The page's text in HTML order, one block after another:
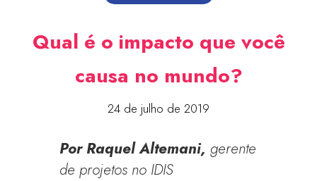
Qual é o impacto que você
causa no mundo?
24 de julho de 2019
Por Raquel Altemani,gerente
de projetos no IDIS